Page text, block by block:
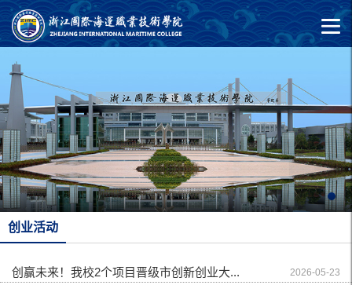
创业活动
创赢未来！我校2个项目晋级市创新创业大... 2026-05-23